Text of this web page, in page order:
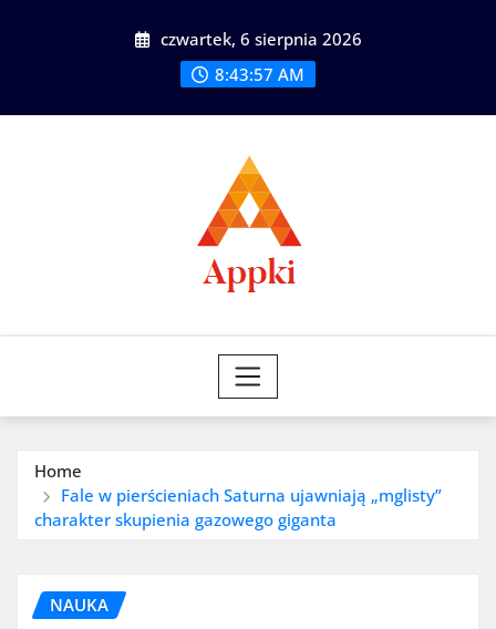
czwartek, 6 sierpnia 2026
8:43:59 AM
Home
Fale w pierścieniach Saturna ujawniają „mglisty”
charakter skupienia gazowego giganta
NAUKA